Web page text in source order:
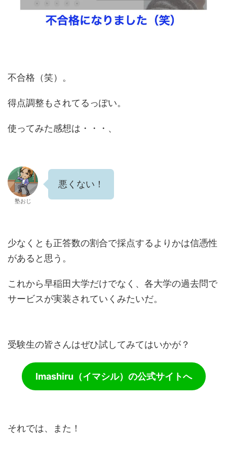
不合格（笑）。
得点調整もされてるっぽい。
使ってみた感想は・・・、
塾おじ
悪くない！
少なくとも正答数の割合で採点するよりかは信憑性
があると思う。
これから早稲田大学だけでなく、各大学の過去問で
サービスが実装されていくみたいだ。
受験生の皆さんはぜひ試してみてはいかが？
Imashiru（イマシル）の公式サイトへ
それでは、また！